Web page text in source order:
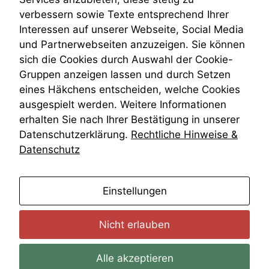
VRK
Wiederherstellungsanordnung
Zivilprozessordnung
ZPO
Zustellfiktion
Zuständigkeit
Öffentliches Personalrecht
Öffentlichkeitsprinzip
verbessern sowie Texte entsprechend Ihrer
Interessen auf unserer Webseite, Social Media
und Partnerwebseiten anzuzeigen. Sie können
sich die Cookies durch Auswahl der Cookie-
Gruppen anzeigen lassen und durch Setzen
eines Häkchens entscheiden, welche Cookies
ausgespielt werden. Weitere Informationen
erhalten Sie nach Ihrer Bestätigung in unserer
Datenschutzerklärung. Rechtliche Hinweise &
Datenschutz
Einstellungen
Nicht erlauben
Alle akzeptieren